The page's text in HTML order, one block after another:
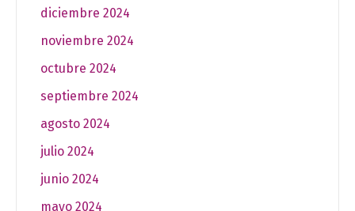
diciembre 2024
noviembre 2024
octubre 2024
septiembre 2024
agosto 2024
julio 2024
junio 2024
mayo 2024